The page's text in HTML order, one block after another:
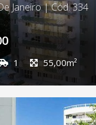
Janeiro | Cód. 334
1 55,00m²